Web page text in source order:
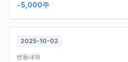
-5,000주
2025-10-02
변동내역